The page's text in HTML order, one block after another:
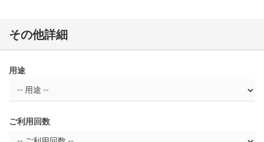
その他詳細
用途
ご利用回数